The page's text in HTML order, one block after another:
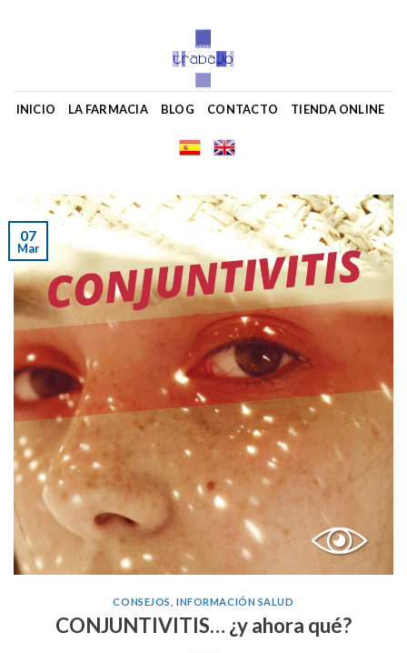
INICIO LA FARMACIA BLOG CONTACTO TIENDA ONLINE
07
Mar
CONSEJOS ,INFORMACIÓN SALUD
CONJUNTIVITIS… ¿y ahora qué?